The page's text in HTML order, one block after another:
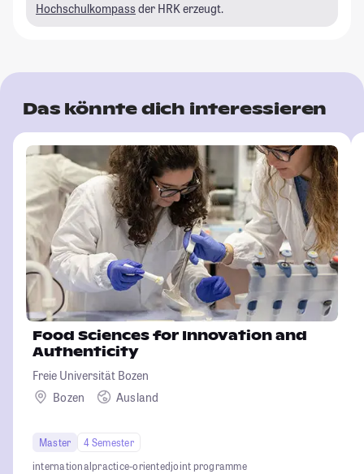
Hochschulkompass der HRK erzeugt.
Das könnte dich interessieren
Food Sciences for Innovation and
Authenticity
Freie Universität Bozen
Bozen
Ausland
Master
4 Semester
internationalpractice-orientedjoint programme